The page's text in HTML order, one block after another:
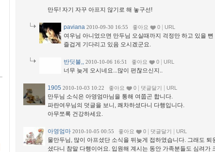
만두! 자기 자꾸 아프지 않기로 해 놓구선!
paviana 2010-09-30 16:55 좋아요 0 URL
여우님 아니었으면 만두님 오실때까지 걱정만 하고 있을
즐겁게 기다리고 있음 오시겠군요.
반딧불,, 2010-10-06 16:51 좋아요 0 URL
너무 늦게 오시네요...많이 편찮으신지..
1905 2010-10-03 10:22 좋아요 0 댓글달기 URL
만두님 소식은 아영엄마님을 통해 여쭙곤 합니다.
파란여우님의 덧글을 보니, 쾌차하셨다니 다행입니다.
아무쪼록 건강하세요.
아영엄마 2010-10-05 00:55 좋아요 0 댓글달기 URL
물만두님, 많이 아프셨단 소식을 뒤늦게 접하였습니다. 그래도 퇴
셨다니 참말 다행이어요. 입원해 계시는 동안 가족분들도 심려가